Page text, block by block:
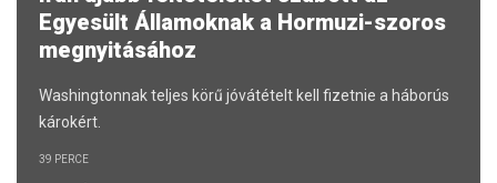
Egyesült Államoknak a Hormuzi-szoros
megnyitásához
Washingtonnak teljes körű jóvátételt kell fizetnie a háborús
károkért.
39 PERCE